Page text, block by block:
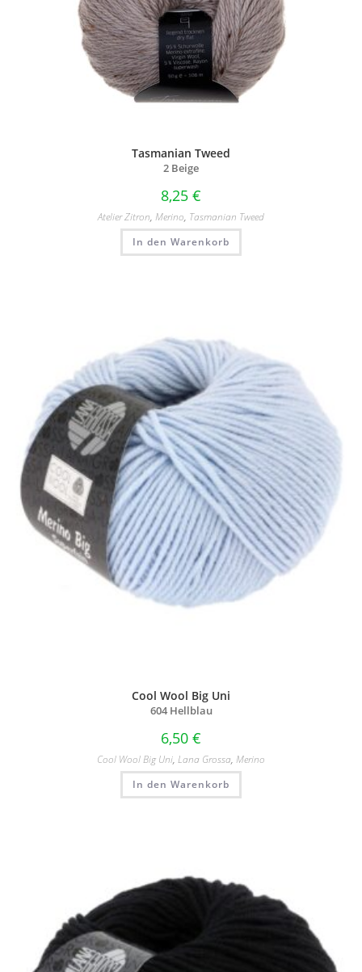
Tasmanian Tweed
2 Beige
8,25 €
Atelier Zitron, Merino, Tasmanian Tweed
In den Warenkorb
Cool Wool Big Uni
604 Hellblau
6,50 €
Cool Wool Big Uni, Lana Grossa, Merino
In den Warenkorb